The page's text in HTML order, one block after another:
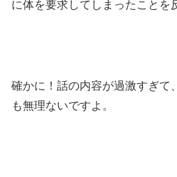
に体を要求してしまったことを
確かに！話の内容が過激すぎて
も無理ないですよ。